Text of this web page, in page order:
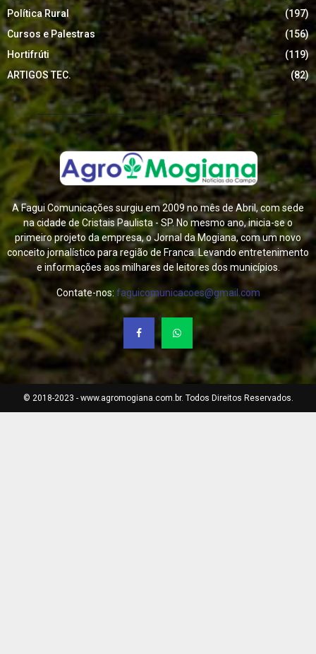
Política Rural
(197)
Cursos e Palestras
(156)
Hortifrúti
(119)
ARTIGOS TEC.
(82)
A Fagui Comunicações surgiu em 2009 no mês de Abril, com sede
na cidade de Cristais Paulista - SP. No mesmo ano, inicia-se o
primeiro projeto da empresa, o Jornal da Mogiana, com um novo
conceito jornalístico para região de Franca. Levando entretenimento
e informações aos milhares de leitores dos municípios.
Contate-nos: faguicomunicacoes@gmail.com
© 2018-2023 - www.agromogiana.com.br. Todos Direitos Reservados.